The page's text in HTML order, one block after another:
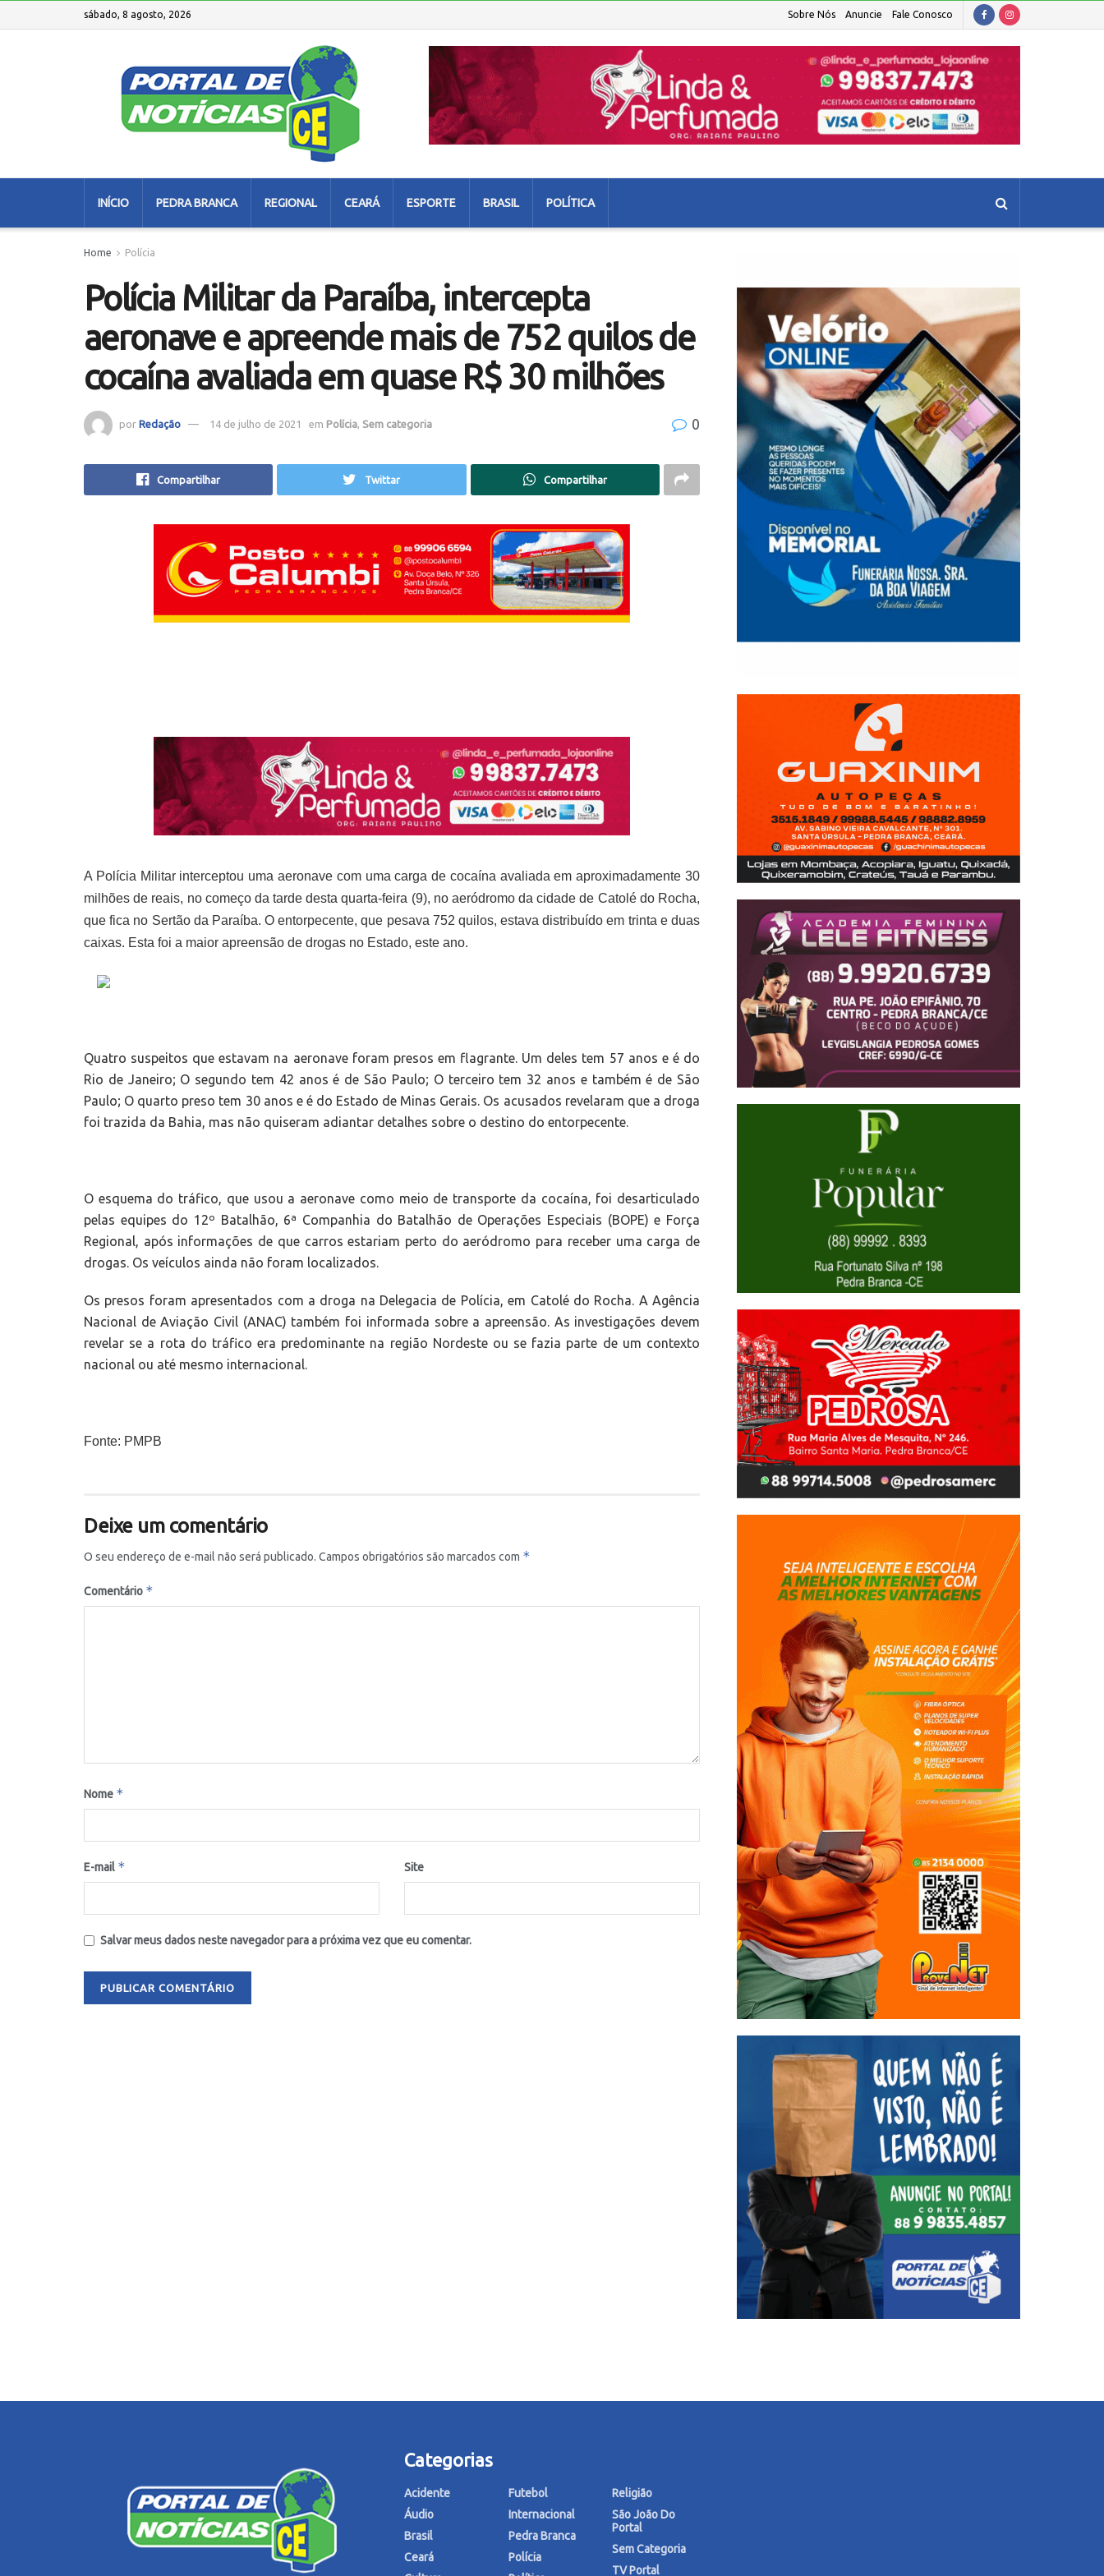
sábado, 8 agosto, 2026 Sobre Nós Anuncie Fale Conosco
INÍCIO PEDRA BRANCA REGIONAL CEARÁ ESPORTE BRASIL POLÍTICA
Home Polícia
Polícia Militar da Paraíba, intercepta
aeronave e apreende mais de 752 quilos de
cocaína avaliada em quase R$ 30 milhões
por Redação 14 de julho de 2021 em Polícia Sem categoria 0
Compartilhar Twittar Compartilhar
A Polícia Militar interceptou uma aeronave com uma carga de cocaína avaliada em aproximadamente 30
milhões de reais, no começo da tarde desta quarta-feira (9), no aeródromo da cidade de Catolé do Rocha,
que fica no Sertão da Paraíba. O entorpecente, que pesava 752 quilos, estava distribuído em trinta e duas
caixas. Esta foi a maior apreensão de drogas no Estado, este ano.
Quatro suspeitos que estavam na aeronave foram presos em flagrante. Um deles tem 57 anos e é do
Rio de Janeiro; O segundo tem 42 anos é de São Paulo; O terceiro tem 32 anos e também é de São
Paulo; O quarto preso tem 30 anos e é do Estado de Minas Gerais. Os acusados revelaram que a droga
foi trazida da Bahia, mas não quiseram adiantar detalhes sobre o destino do entorpecente.
O esquema do tráfico, que usou a aeronave como meio de transporte da cocaína, foi desarticulado
pelas equipes do 12º Batalhão, 6ª Companhia do Batalhão de Operações Especiais (BOPE) e Força
Regional, após informações de que carros estariam perto do aeródromo para receber uma carga de
drogas. Os veículos ainda não foram localizados.
Os presos foram apresentados com a droga na Delegacia de Polícia, em Catolé do Rocha. A Agência
Nacional de Aviação Civil (ANAC) também foi informada sobre a apreensão. As investigações devem
revelar se a rota do tráfico era predominante na região Nordeste ou se fazia parte de um contexto
nacional ou até mesmo internacional.
Fonte: PMPB
Deixe um comentário
O seu endereço de e-mail não será publicado. Campos obrigatórios são marcados com *
Comentário *
Nome *
E-mail * Site
Salvar meus dados neste navegador para a próxima vez que eu comentar.
Categorias
Acidente
Áudio
Brasil
Ceará
Futebol
Internacional
Pedra Branca
Polícia
Religião
São João Do
Portal
Sem Categoria
TV Portal